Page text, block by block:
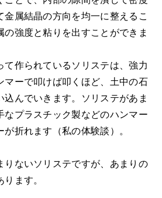
金属結晶の方向を均一に整えるこ
の強度と粘りを出すことができま
て作られているソリステは、強力
マーで叩けば叩くほど、土中の石
込んでいきます。ソリステがあま
なプラスチック製などのハンマー
折れます（私の体験談）。
りないソリステですが、あまりの
ます。